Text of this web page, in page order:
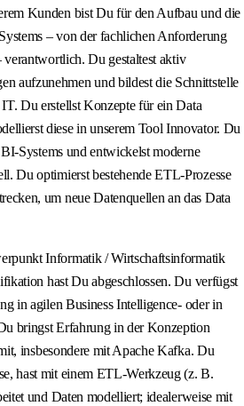
Kunden bist Du für den Aufbau und die
– von der fachlichen Anforderung
Du gestaltest aktiv
aufzunehmen und bildest die Schnittstelle
Du erstellst Konzepte für ein Data
diese in unserem Tool Innovator. Du
Systems und entwickelst moderne
Du optimierst bestehende ETL-Prozesse
um neue Datenquellen an das Data
Informatik / Wirtschaftsinformatik
hast Du abgeschlossen. Du verfügst
in agilen Business Intelligence- oder in
bringst Erfahrung in der Konzeption
insbesondere mit Apache Kafka. Du
hast mit einem ETL-Werkzeug (z. B.
und Daten modelliert; idealerweise mit